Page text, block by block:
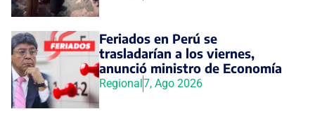
Feriados en Perú se
trasladarían a los viernes,
anunció ministro de Economía
Regional7, Ago 2026